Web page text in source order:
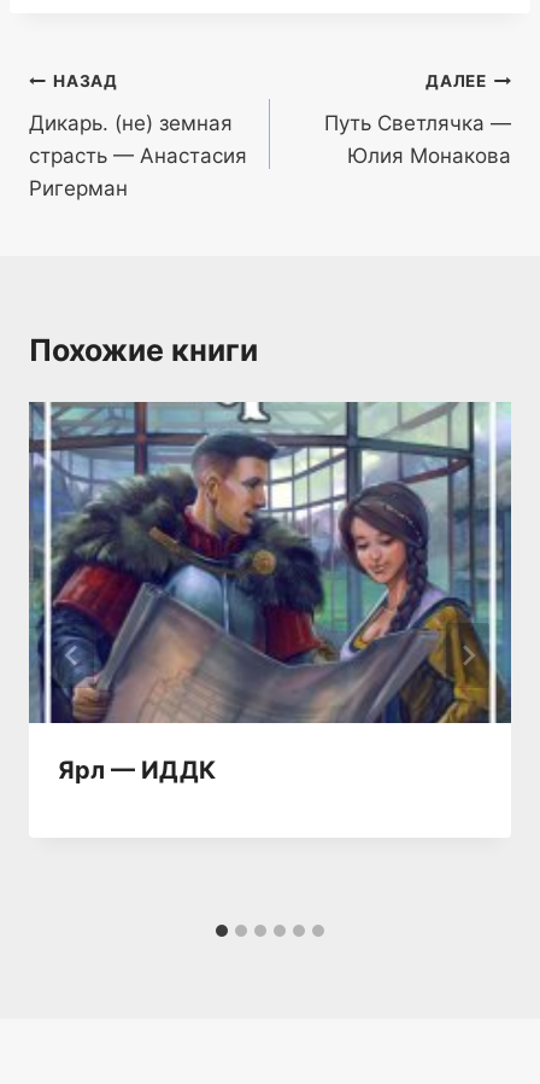
Навигация
по
записям
НАЗАД
Дикарь. (не) земная
страсть — Анастасия
Ригерман
ДАЛЕЕ
Путь Светлячка —
Юлия Монакова
Похожие книги
Ярл — ИДДК